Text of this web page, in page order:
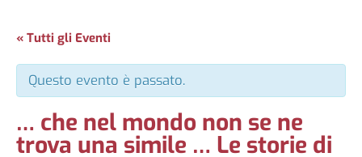
« Tutti gli Eventi
Questo evento è passato.
… che nel mondo non se ne
trova una simile … Le storie di